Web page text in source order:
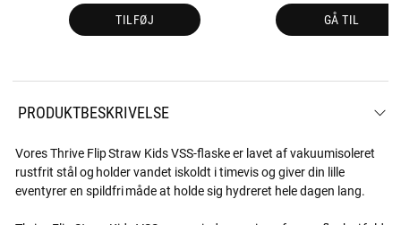
TILFØJ GÅ TIL
PRODUKTBESKRIVELSE
Vores Thrive Flip Straw Kids VSS-flaske er lavet af vakuumisoleret
rustfrit stål og holder vandet iskoldt i timevis og giver din lille
eventyrer en spildfri måde at holde sig hydreret hele dagen lang.